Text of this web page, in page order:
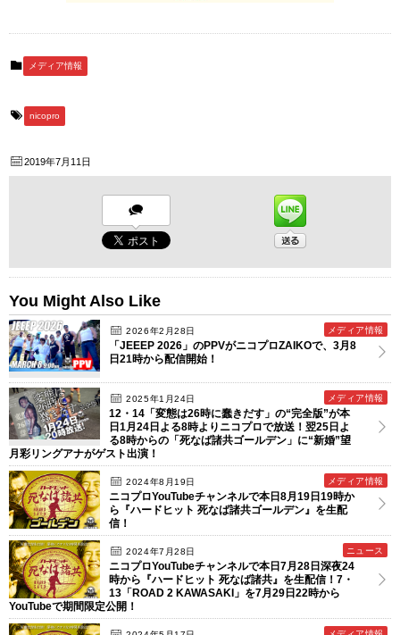
メディア情報
nicopro
2019年7月11日
You Might Also Like
2026年2月28日 メディア情報
「JEEEP 2026」のPPVがニコプロZAIKOで、3月8
日21時から配信開始！
2025年1月24日 メディア情報
12・14「変態は26時に蠢きだす」の“完全版”が本
日1月24日よる8時よりニコプロで放送！翌25日よ
る8時からの「死なば諸共ゴールデン」に“新婚”望
月彩リングアナがゲスト出演！
2024年8月19日 メディア情報
ニコプロYouTubeチャンネルで本日8月19日19時か
ら『ハードヒット 死なば諸共ゴールデン』を生配
信！
2024年7月28日 ニュース
ニコプロYouTubeチャンネルで本日7月28日深夜24
時から『ハードヒット 死なば諸共』を生配信！7・
13「ROAD 2 KAWASAKI」を7月29日22時から
YouTubeで期間限定公開！